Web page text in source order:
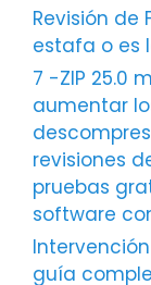
Revisión de
estafa o es
7 -ZIP 25.0
aumentar
revisiones
pruebas
software
guía